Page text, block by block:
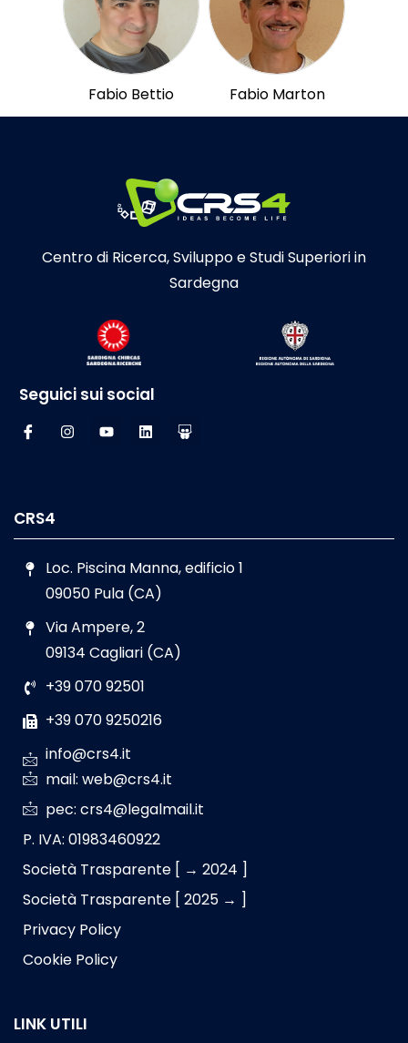
Fabio Bettio Fabio Marton
Centro di Ricerca, Sviluppo e Studi Superiori in
Sardegna
Seguici sui social
CRS4
Loc. Piscina Manna, edificio 1
09050 Pula (CA)
Via Ampere, 2
09134 Cagliari (CA)
+39 070 92501
+39 070 9250216
info@crs4.it
mail: web@crs4.it
pec: crs4@legalmail.it
P. IVA: 01983460922
Società Trasparente [ → 2024 ]
Società Trasparente [ 2025 → ]
Privacy Policy
Cookie Policy
LINK UTILI